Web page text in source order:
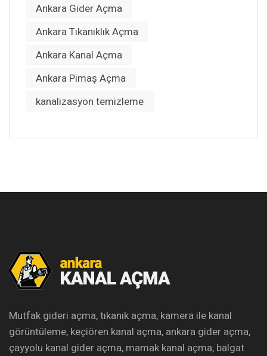
Ankara Gider Açma
Ankara Tıkanıklık Açma
Ankara Kanal Açma
Ankara Pimaş Açma
kanalizasyon temizleme
Mutfak gideri açma, tıkanık açma, kamera ile kanal
görüntüleme, keçiören kanal açma, ankara gider açma,
çayyolu kanal gider açma, mamak kanal açma, balgat